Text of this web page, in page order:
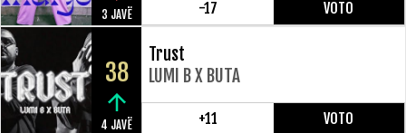
3 JAVË -17 VOTO
38
4 JAVË
Trust
LUMI B X BUTA
+11 VOTO